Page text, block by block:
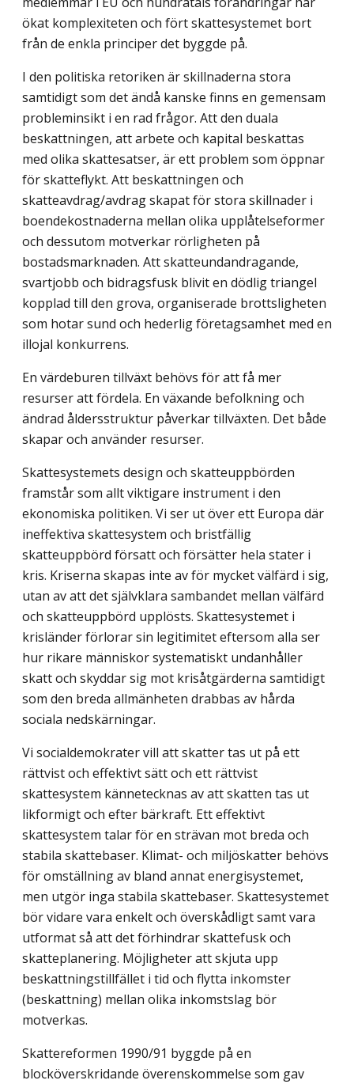
ökat komplexiteten och fört skattesystemet bort
från de enkla principer det byggde på.
I den politiska retoriken är skillnaderna stora
samtidigt som det ändå kanske finns en gemensam
probleminsikt i en rad frågor. Att den duala
beskattningen, att arbete och kapital beskattas
med olika skattesatser, är ett problem som öppnar
för skatteflykt. Att beskattningen och
skatteavdrag/avdrag skapat för stora skillnader i
boendekostnaderna mellan olika upplåtelseformer
och dessutom motverkar rörligheten på
bostadsmarknaden. Att skatteundandragande,
svartjobb och bidragsfusk blivit en dödlig triangel
kopplad till den grova, organiserade brottsligheten
som hotar sund och hederlig företagsamhet med en
illojal konkurrens.
En värdeburen tillväxt behövs för att få mer
resurser att fördela. En växande befolkning och
ändrad åldersstruktur påverkar tillväxten. Det både
skapar och använder resurser.
Skattesystemets design och skatteuppbörden
framstår som allt viktigare instrument i den
ekonomiska politiken. Vi ser ut över ett Europa där
ineffektiva skattesystem och bristfällig
skatteuppbörd försatt och försätter hela stater i
kris. Kriserna skapas inte av för mycket välfärd i sig,
utan av att det självklara sambandet mellan välfärd
och skatteuppbörd upplösts. Skattesystemet i
krisländer förlorar sin legitimitet eftersom alla ser
hur rikare människor systematiskt undanhåller
skatt och skyddar sig mot krisåtgärderna samtidigt
som den breda allmänheten drabbas av hårda
sociala nedskärningar.
Vi socialdemokrater vill att skatter tas ut på ett
rättvist och effektivt sätt och ett rättvist
skattesystem kännetecknas av att skatten tas ut
likformigt och efter bärkraft. Ett effektivt
skattesystem talar för en strävan mot breda och
stabila skattebaser. Klimat- och miljöskatter behövs
för omställning av bland annat energisystemet,
men utgör inga stabila skattebaser. Skattesystemet
bör vidare vara enkelt och överskådligt samt vara
utformat så att det förhindrar skattefusk och
skatteplanering. Möjligheter att skjuta upp
beskattningstillfället i tid och flytta inkomster
(beskattning) mellan olika inkomstslag bör
motverkas.
Skattereformen 1990/91 byggde på en
blocköverskridande överenskommelse som gav